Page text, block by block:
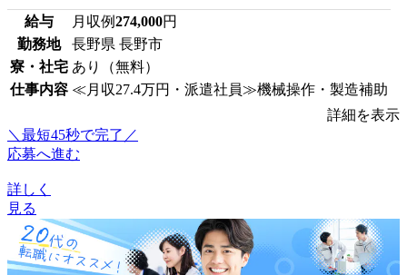
給与 月収例274,000円
勤務地
長野県 長野市
寮・社宅 あり（無料）
仕事内容 ≪月収27.4万円・派遣社員≫機械操作・製造補助
詳細を表示
＼最短45秒で完了／
応募へ進む
詳しく
見る